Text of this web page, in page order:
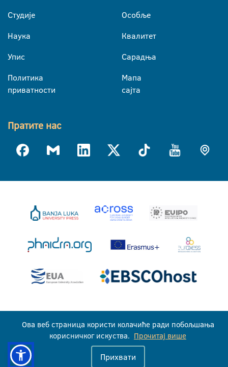
Студије
Наука
Упис
Политика
приватности
Особље
Квалитет
Сарадња
Мапа
сајта
Пратите нас
Универзитет у Бањој Луци © 2026
Сва права задржана
Ова веб страница користи колачиће ради побољшања
корисничког искуства. Прочитај више
Прихвати